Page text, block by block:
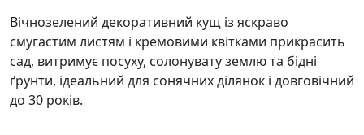
Вічнозелений декоративний кущ із яскраво
смугастим листям і кремовими квітками прикрасить
сад, витримує посуху, солонувату землю та бідні
ґрунти, ідеальний для сонячних ділянок і довговічний
до 30 років.